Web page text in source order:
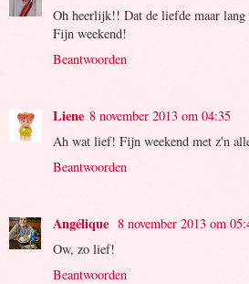
Oh heerlijk!! Dat de liefde maar lang
Fijn weekend!
Beantwoorden
Liene 8 november 2013 om 04:35
Ah wat lief! Fijn weekend met z'n
Beantwoorden
Angélique 8 november 2013 om
Ow, zo lief!
Beantwoorden